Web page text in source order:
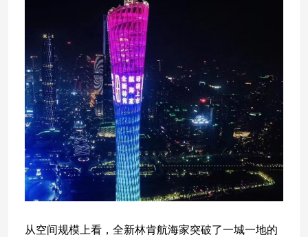
从空间规模上看，全新林肯航海家突破了一城一地的